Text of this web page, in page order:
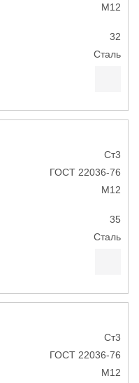
М12
32
Сталь
Ст3
ГОСТ 22036-76
М12
35
Сталь
Ст3
ГОСТ 22036-76
М12